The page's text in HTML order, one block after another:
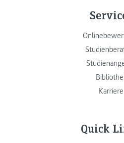
Karriere
Quick